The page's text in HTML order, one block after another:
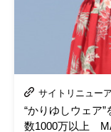
サイトリニュー
“かりゆしウェア
数1000万以上